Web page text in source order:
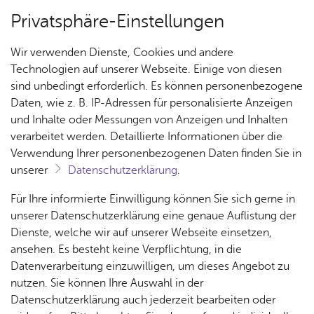
Über­sicht Bür­ger & Stadt
Rat­
haus &
Bür­
ger­
ser­vice
Rat­
häu­ser
Nach­
rich­
ten,
Vi­de­os
& Bil­
der
Me­di­
Jobs
Stel­
len­an­
ge­bo­te
Aus­bil­
dung &
Stu­di­
Bauen
& Um­
welt
Geo­
da­ten
Ge­
sund­
heit &
kum
Ak­tu­el­les
Vor­le­sen
Diens­tag, 27. Fe­bru­ar 2024
Juliane Nagy
Juliane Nagy erzählt von ihren Aufgaben und
aktuellen Themen im Kulturbüro:
Privatsphäre-Einstellungen
Wir verwenden Dienste, Cookies und andere
Technologien auf unserer Webseite. Einige von diesen
sind unbedingt erforderlich. Es können personenbezogene
Daten, wie z. B. IP-Adressen für personalisierte Anzeigen
und Inhalte oder Messungen von Anzeigen und Inhalten
verarbeitet werden. Detaillierte Informationen über die
Verwendung Ihrer personenbezogenen Daten finden Sie in
unserer
Datenschutzerklärung.
Für Ihre informierte Einwilligung können Sie sich gerne in
unserer Datenschutzerklärung eine genaue Auflistung der
Dienste, welche wir auf unserer Webseite einsetzen,
ansehen. Es besteht keine Verpflichtung, in die
Datenverarbeitung einzuwilligen, um dieses Angebot zu
nutzen. Sie können Ihre Auswahl in der
Datenschutzerklärung auch jederzeit bearbeiten oder